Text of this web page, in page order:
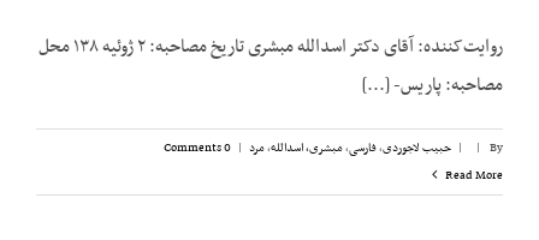
روایت‌کننده: آقای دکتر اسدالله مبشری تاریخ مصاحبه: ۲ ژوئیه ۱۳۸ محل
مصاحبه: پاریس- [...]
By
|
| حبیب لاجوردی,فارسی,مبشری، اسدالله,مرد |
0 Comments
Read More